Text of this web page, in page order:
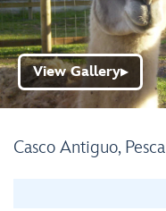
Casco Antiguo,
View Gallery▶